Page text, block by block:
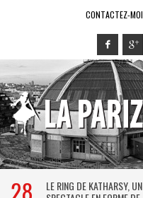
CONTACTEZ-MOI
28
LE RING DE KATHARSY, UN